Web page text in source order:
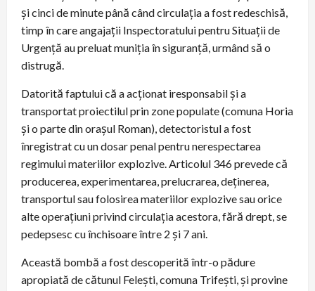
și cinci de minute până când circulația a fost redeschisă,
timp în care angajații Inspectoratului pentru Situații de
Urgență au preluat muniția în siguranță, urmând să o
distrugă.
Datorită faptului că a acționat iresponsabil și a
transportat proiectilul prin zone populate (comuna Horia
și o parte din orașul Roman), detectoristul a fost
înregistrat cu un dosar penal pentru nerespectarea
regimului materiilor explozive. Articolul 346 prevede că
producerea, experimentarea, prelucrarea, deținerea,
transportul sau folosirea materiilor explozive sau orice
alte operațiuni privind circulația acestora, fără drept, se
pedepsesc cu închisoare între 2 și 7 ani.
Această bombă a fost descoperită într-o pădure
apropiată de cătunul Felești, comuna Trifești, și provine